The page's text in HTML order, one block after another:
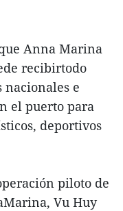
Anna Marina
recibirtodo
nacionales e
el puerto para
deportivos
piloto de
Vu Huy